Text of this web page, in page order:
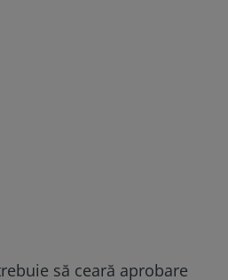
să ceară aprobare